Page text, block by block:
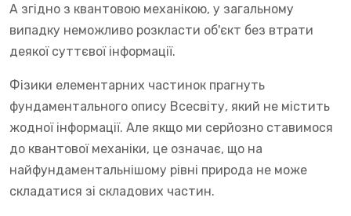
А згідно з квантовою механікою, у загальному
випадку неможливо розкласти об'єкт без втрати
деякої суттєвої інформації.
Фізики елементарних частинок прагнуть
фундаментального опису Всесвіту, який не містить
жодної інформації. Але якщо ми серйозно ставимося
до квантової механіки, це означає, що на
найфундаментальнішому рівні природа не може
складатися зі складових частин.